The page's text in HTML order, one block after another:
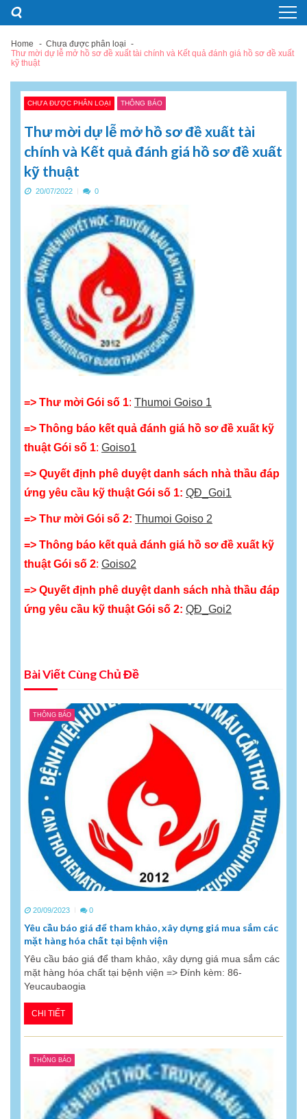
Skip
navigation
Skip
content
Home
Chưa được phân loại
Thư mời dự lễ mở hồ sơ đề xuất tài chính và Kết quả đánh giá hồ sơ đề xuất
kỹ thuật
CHƯA ĐƯỢC PHÂN LOẠI THÔNG BÁO
Thư mời dự lễ mở hồ sơ đề xuất tài
chính và Kết quả đánh giá hồ sơ đề xuất
kỹ thuật
20/07/2022 0
=> Thư mời Gói số 1: Thumoi Goiso 1
=> Thông báo kết quả đánh giá hồ sơ đề xuất kỹ
thuật Gói số 1: Goiso1
=> Quyết định phê duyệt danh sách nhà thầu đáp
ứng yêu cầu kỹ thuật Gói số 1: QĐ_Goi1
=> Thư mời Gói số 2: Thumoi Goiso 2
=> Thông báo kết quả đánh giá hồ sơ đề xuất kỹ
thuật Gói số 2: Goiso2
=> Quyết định phê duyệt danh sách nhà thầu đáp
ứng yêu cầu kỹ thuật Gói số 2: QĐ_Goi2
Bài Viết Cùng Chủ Đề
THÔNG BÁO
20/09/2023 0
Yêu cầu báo giá để tham khảo, xây dựng giá mua sắm các
mặt hàng hóa chất tại bệnh viện
Yêu cầu báo giá để tham khảo, xây dựng giá mua sắm các
mặt hàng hóa chất tại bệnh viện => Đính kèm: 86-
Yeucaubaogia
CHI TIẾT
THÔNG BÁO